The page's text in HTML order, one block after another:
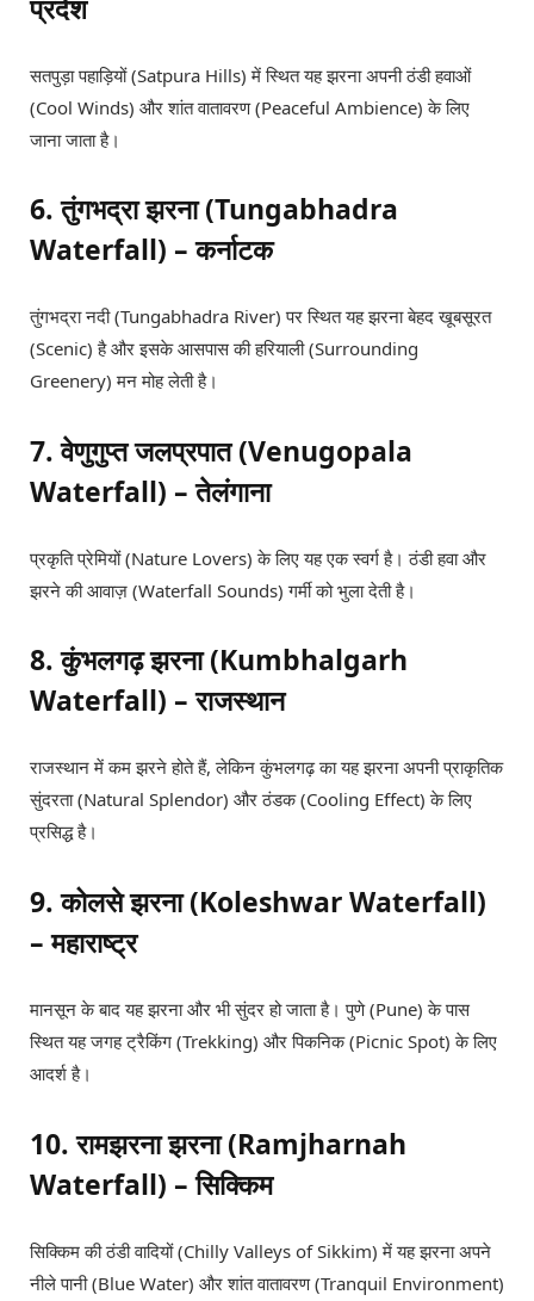
प्रदेश
सतपुड़ा पहाड़ियों (Satpura Hills) में स्थित यह झरना अपनी ठंडी हवाओं
(Cool Winds) और शांत वातावरण (Peaceful Ambience) के लिए
जाना जाता है।
6. तुंगभद्रा झरना (Tungabhadra
Waterfall) – कर्नाटक
तुंगभद्रा नदी (Tungabhadra River) पर स्थित यह झरना बेहद खूबसूरत
(Scenic) है और इसके आसपास की हरियाली (Surrounding
Greenery) मन मोह लेती है।
7. वेणुगुप्त जलप्रपात (Venugopala
Waterfall) – तेलंगाना
प्रकृति प्रेमियों (Nature Lovers) के लिए यह एक स्वर्ग है। ठंडी हवा और
झरने की आवाज़ (Waterfall Sounds) गर्मी को भुला देती है।
8. कुंभलगढ़ झरना (Kumbhalgarh
Waterfall) – राजस्थान
राजस्थान में कम झरने होते हैं, लेकिन कुंभलगढ़ का यह झरना अपनी प्राकृतिक
सुंदरता (Natural Splendor) और ठंडक (Cooling Effect) के लिए
प्रसिद्ध है।
9. कोलसे झरना (Koleshwar Waterfall)
– महाराष्ट्र
मानसून के बाद यह झरना और भी सुंदर हो जाता है। पुणे (Pune) के पास
स्थित यह जगह ट्रैकिंग (Trekking) और पिकनिक (Picnic Spot) के लिए
आदर्श है।
10. रामझरना झरना (Ramjharnah
Waterfall) – सिक्किम
सिक्किम की ठंडी वादियों (Chilly Valleys of Sikkim) में यह झरना अपने
नीले पानी (Blue Water) और शांत वातावरण (Tranquil Environment)